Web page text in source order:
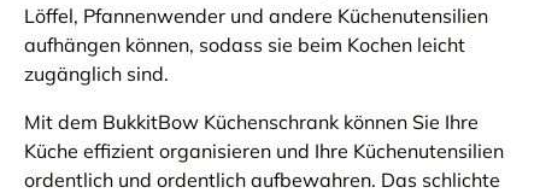
Löffel, Pfannenwender und andere Küchenutensilien
aufhängen können, sodass sie beim Kochen leicht
zugänglich sind.
Mit dem BukkitBow Küchenschrank können Sie Ihre
Küche effizient organisieren und Ihre Küchenutensilien
ordentlich und ordentlich aufbewahren. Das schlichte